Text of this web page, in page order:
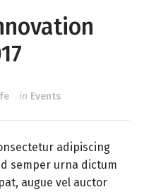
in Events
adipiscing
semper urna dictum
augue vel auctor